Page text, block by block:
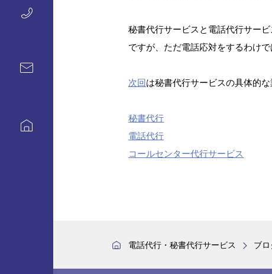
秘書代行サービスと電話代行サー
ですが、ただ電話応対をするわけ
次回は秘書代行サービスの具体的
秘書代行
電話代行
コールセンター代行サービス
電話代行・秘書代行サービス ブ